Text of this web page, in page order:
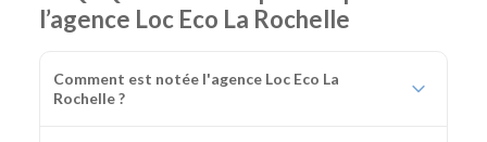
l’agence Loc Eco La Rochelle
Comment est notée l'agence Loc Eco La
Rochelle ?